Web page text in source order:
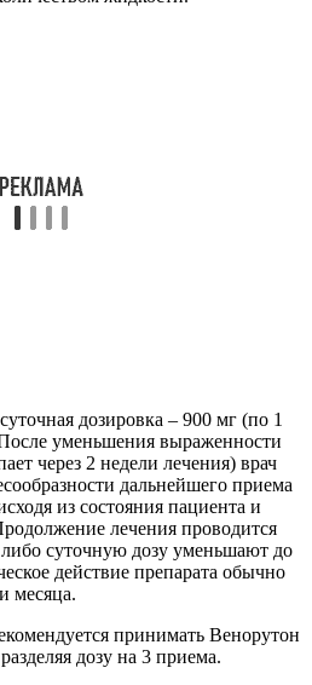
дозировка – 900 мг (по 1
уменьшения выраженности
через 2 недели лечения) врач
дальнейшего приема
из состояния пациента и
лечения проводится
суточную дозу уменьшают до
действие препарата обычно
месяца.
принимать Венорутон
дозу на 3 приема.